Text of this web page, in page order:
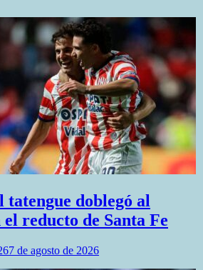
tatengue doblegó al
reducto de Santa Fe
7 de agosto de 2026